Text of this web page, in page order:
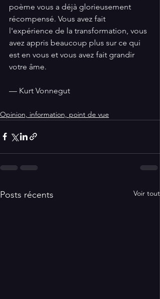
poème vous a déjà glorieusement
récompensé. Vous avez fait
l'expérience de la transformation, vous
avez appris beaucoup plus sur ce qui
est en vous et vous avez fait grandir
votre âme.
— Kurt Vonnegut
Opinion, information, point de vue
Posts récents Voir tout